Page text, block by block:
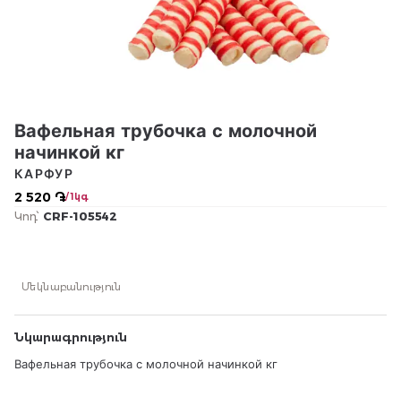
Вафельная трубочка с молочной
начинкой кг
2 520 ֏/ 1կգ
КАРФУР
Կոդ՝ CRF-105542
Մեկնաբանություն
Նկարագրություն
Вафельная трубочка с молочной начинкой кг